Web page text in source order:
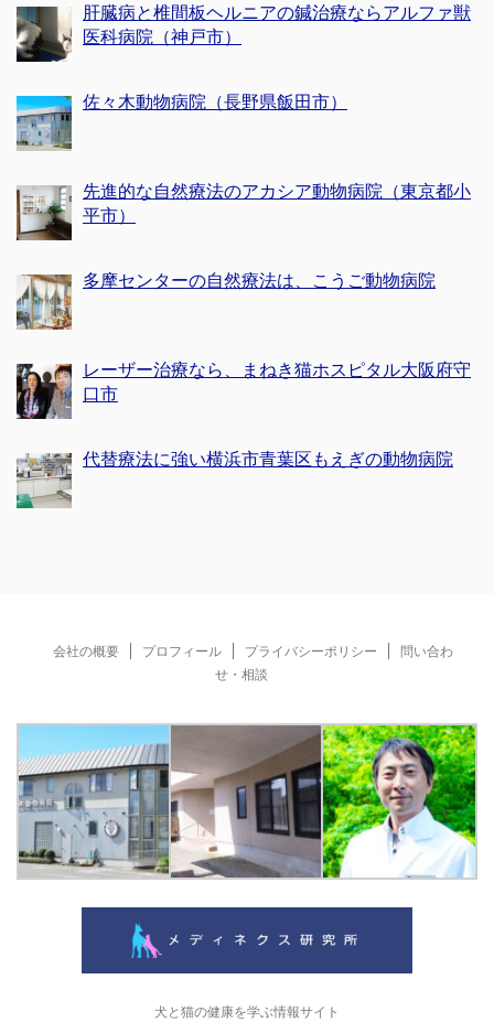
肝臓病と椎間板ヘルニアの鍼治療ならアルファ獣
医科病院（神戸市）
佐々木動物病院（長野県飯田市）
先進的な自然療法のアカシア動物病院（東京都小
平市）
多摩センターの自然療法は、こうご動物病院
レーザー治療なら、まねき猫ホスピタル大阪府守
口市
代替療法に強い横浜市青葉区もえぎの動物病院
会社の概要 プロフィール プライバシーポリシー
問い合わ
せ・相談
犬と猫の健康を学ぶ情報サイト